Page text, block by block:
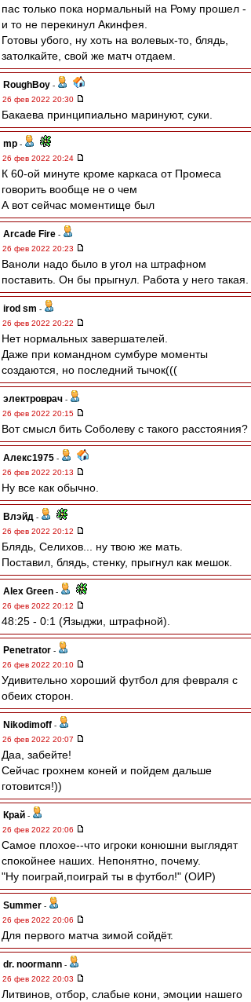
пас только пока нормальный на Рому прошел -
и то не перекинул Акинфея.
Готовы убого, ну хоть на волевых-то, блядь,
затолкайте, свой же матч отдаем.
RoughBoy -
26 фев 2022 20:30
Бакаева принципиально маринуют, суки.
mp -
26 фев 2022 20:24
К 60-ой минуте кроме каркаса от Промеса
говорить вообще не о чем
А вот сейчас моментище был
Arcade Fire -
26 фев 2022 20:23
Ваноли надо было в угол на штрафном
поставить. Он бы прыгнул. Работа у него такая.
irod sm -
26 фев 2022 20:22
Нет нормальных завершателей.
Даже при командном сумбуре моменты
создаются, но последний тычок(((
электроврач -
26 фев 2022 20:15
Вот смысл бить Соболеву с такого расстояния?
Алекс1975 -
26 фев 2022 20:13
Ну все как обычно.
Влэйд -
26 фев 2022 20:12
Блядь, Селихов... ну твою же мать.
Поставил, блядь, стенку, прыгнул как мешок.
Alex Green -
26 фев 2022 20:12
48:25 - 0:1 (Языджи, штрафной).
Penetrator -
26 фев 2022 20:10
Удивительно хороший футбол для февраля с
обеих сторон.
Nikodimoff -
26 фев 2022 20:07
Даа, забейте!
Сейчас грохнем коней и пойдем дальше
готовится!))
Край -
26 фев 2022 20:06
Самое плохое--что игроки конюшни выглядят
спокойнее наших. Непонятно, почему.
"Ну поиграй,поиграй ты в футбол!" (ОИР)
Summer -
26 фев 2022 20:06
Для первого матча зимой сойдёт.
dr. noormann -
26 фев 2022 20:03
Литвинов, отбор, слабые кони, эмоции нашего